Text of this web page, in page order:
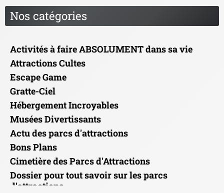
Nos catégories
Activités à faire ABSOLUMENT dans sa vie
Attractions Cultes
Escape Game
Gratte-Ciel
Hébergement Incroyables
Musées Divertissants
Actu des parcs d'attractions
Bons Plans
Cimetière des Parcs d'Attractions
Dossier pour tout savoir sur les parcs
d'attractions